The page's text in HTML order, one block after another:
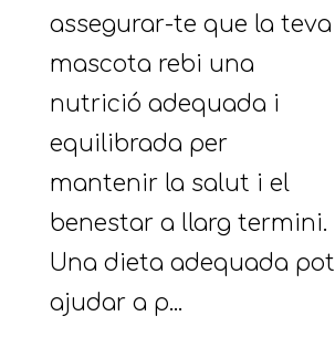
assegurar-te que la teva
mascota rebi una
nutrició adequada i
equilibrada per
mantenir la salut i el
benestar a llarg termini.
Una dieta adequada pot
ajudar a p...